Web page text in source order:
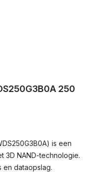
250
is een
3D NAND-technologie.
en dataopslag.